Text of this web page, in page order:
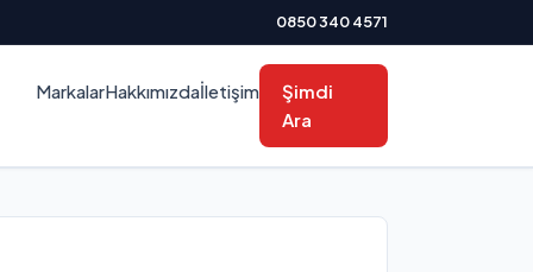
0850 340 4571
MarkalarHakkımızdaİletişim
Şimdi
Ara